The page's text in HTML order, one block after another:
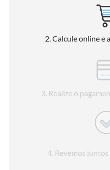
2. Calcule online e
3 . Realize o
4. Revemos